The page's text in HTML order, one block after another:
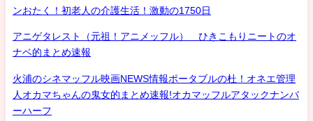
ンおたく！初老人の介護生活！激動の1750日
アニゲタレスト（元祖！アニメッフル） ひきこもりニートのオ
ナベ的まとめ速報
火浦のシネマッフル映画NEWS情報ポータブルの杜！オネエ管理
人オカマちゃんの鬼女的まとめ速報!オカマッフルアタックナンバ
ーハーフ